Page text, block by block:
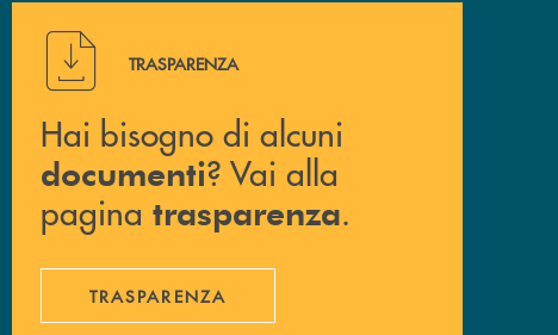
Hai bisogno di alcuni documenti ? Vai alla pagina
TRASPARENZA
Hai bisogno di alcuni
documenti? Vai alla
pagina trasparenza.
TRASPARENZA